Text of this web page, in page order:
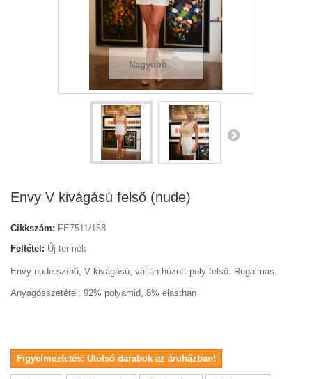
Nagyobb
Envy V kivágású felső (nude)
Cikkszám: FE7511/158
Feltétel: Új termék
Envy nude színű, V kivágású, vállán húzott poly felső. Rugalmas.
Anyagösszetétel: 92% polyamid, 8% elasthan
Figyelmeztetés: Utolsó darabok az áruházban!